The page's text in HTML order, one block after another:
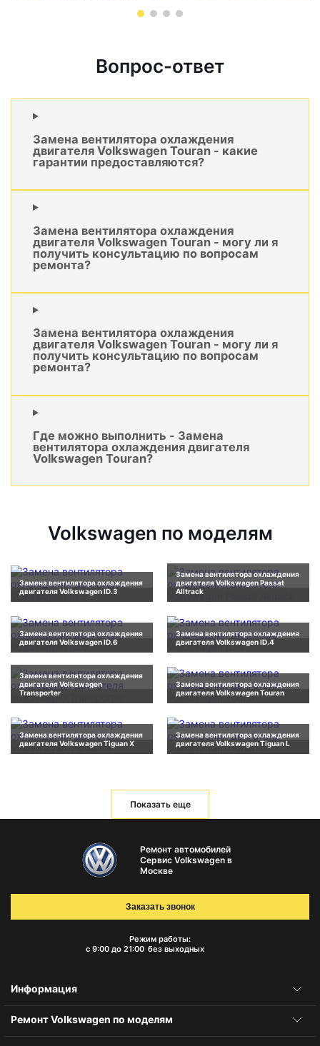
Вопрос-ответ
Замена вентилятора охлаждения
двигателя Volkswagen Touran - какие
гарантии предоставляются?
Замена вентилятора охлаждения
двигателя Volkswagen Touran - могу ли я
получить консультацию по вопросам
ремонта?
Замена вентилятора охлаждения
двигателя Volkswagen Touran - могу ли я
получить консультацию по вопросам
ремонта?
Где можно выполнить - Замена
вентилятора охлаждения двигателя
Volkswagen Touran?
Volkswagen по моделям
Замена вентилятора охлаждения
двигателя Volkswagen ID.3
Замена вентилятора охлаждения
двигателя Volkswagen Passat
Alltrack
Замена вентилятора охлаждения
двигателя Volkswagen ID.6
Замена вентилятора охлаждения
двигателя Volkswagen ID.4
Замена вентилятора охлаждения
двигателя Volkswagen
Transporter
Замена вентилятора охлаждения
двигателя Volkswagen Touran
Замена вентилятора охлаждения
двигателя Volkswagen Tiguan X
Замена вентилятора охлаждения
двигателя Volkswagen Tiguan L
Показать еще
Ремонт автомобилей
Сервис Volkswagen в
Москве
Режим работы:
с 9:00 до 21:00 без выходных
Заказать звонок
Информация
Ремонт Volkswagen по моделям